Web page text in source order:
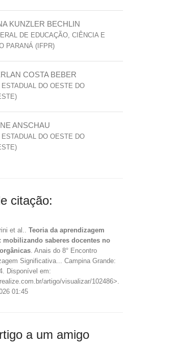
KUNZLER BECHLIN
DE EDUCAÇÃO, CIÊNCIA E
PARANÁ (IFPR)
COSTA BEBER
DO OESTE DO
ANSCHAU
DO OESTE DO
citação:
et al.. Teoria da aprendizagem
saberes docentes no
. Anais do 8° Encontro
Significativa... Campina Grande:
Disponível em:
artigo/visualizar/102486>.
01:45
a um amigo